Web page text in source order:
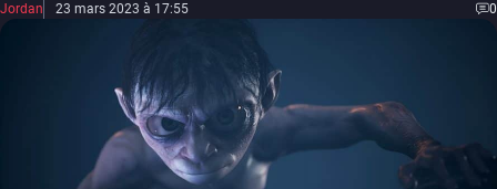
Jordan 23 mars 2023 à 17:55 0